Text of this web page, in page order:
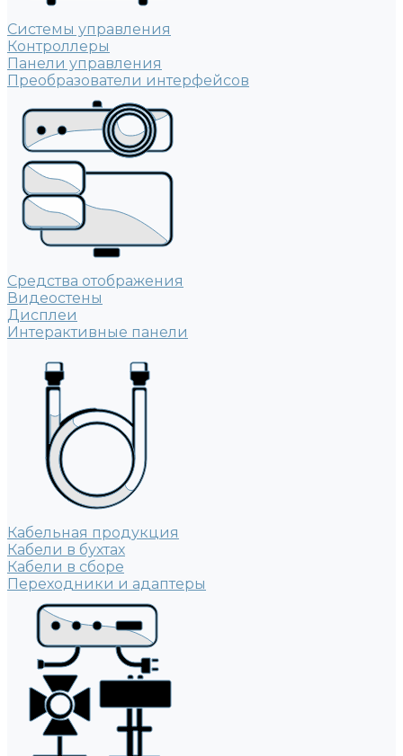
Системы управления
Контроллеры
Панели управления
Преобразователи интерфейсов
Средства отображения
Видеостены
Дисплеи
Интерактивные панели
Кабельная продукция
Кабели в бухтах
Кабели в сборе
Переходники и адаптеры